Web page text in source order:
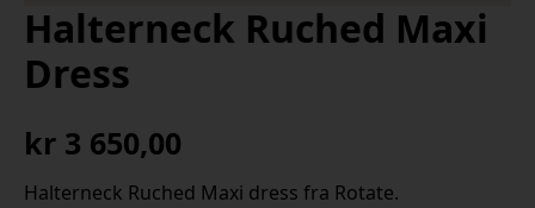
Halterneck Ruched Maxi
Dress
kr 3 650,00
Halterneck Ruched Maxi dress fra Rotate.